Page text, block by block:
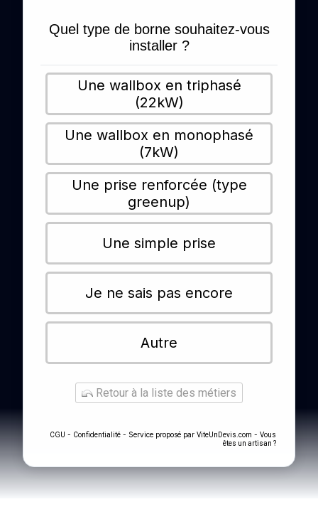
Quel type de borne souhaitez-vous
installer ?
Une wallbox en triphasé
(22kW)
Une wallbox en monophasé
(7kW)
Une prise renforcée (type
greenup)
Une simple prise
Je ne sais pas encore
Autre
Retour à la liste des métiers
CGU - Confidentialité - Service proposé par ViteUnDevis.com - Vous
êtes un artisan ?